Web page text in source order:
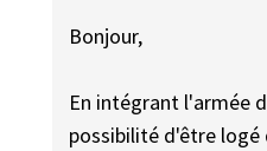
Bonjour,
En intégrant l'armée
possibilité d'être